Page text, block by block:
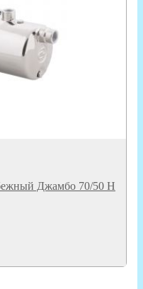
Джамбо 70/50 Н